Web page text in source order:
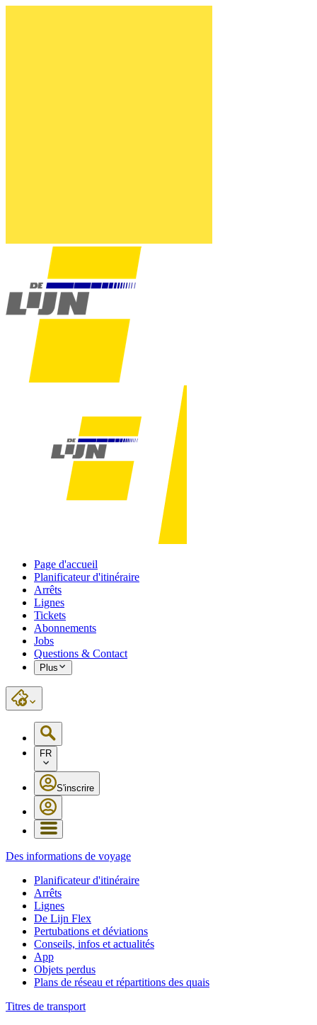
Page d'accueil
Planificateur d'itinéraire
Arrêts
Lignes
Tickets
Abonnements
Jobs
Questions & Contact
Plus
FR
S'inscrire
Des informations de voyage
Planificateur d'itinéraire
Arrêts
Lignes
De Lijn Flex
Pertubations et déviations
Conseils, infos et actualités
App
Objets perdus
Plans de réseau et répartitions des quais
Titres de transport